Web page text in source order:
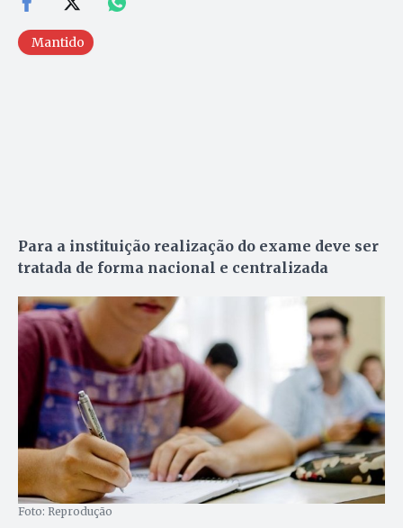
Mantido
Para a instituição realização do exame deve ser
tratada de forma nacional e centralizada
Foto: Reprodução